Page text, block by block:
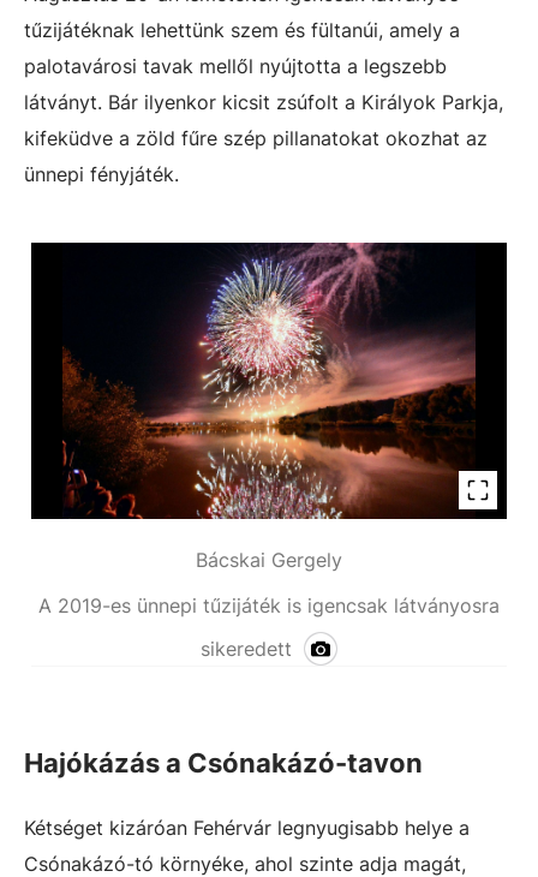
tűzijátéknak lehettünk szem és fültanúi, amely a
palotavárosi tavak mellől nyújtotta a legszebb
látványt. Bár ilyenkor kicsit zsúfolt a Királyok Parkja,
kifeküdve a zöld fűre szép pillanatokat okozhat az
ünnepi fényjáték.
Bácskai Gergely
A 2019-es ünnepi tűzijáték is igencsak látványosra
sikeredett
Hajókázás a Csónakázó-tavon
Kétséget kizáróan Fehérvár legnyugisabb helye a
Csónakázó-tó környéke, ahol szinte adja magát,